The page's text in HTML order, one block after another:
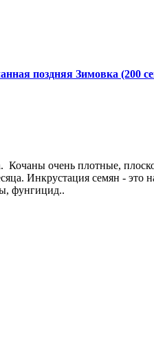
поздняя Зимовка (200
очень плотные,
Инкрустация семян -
фунгицид..